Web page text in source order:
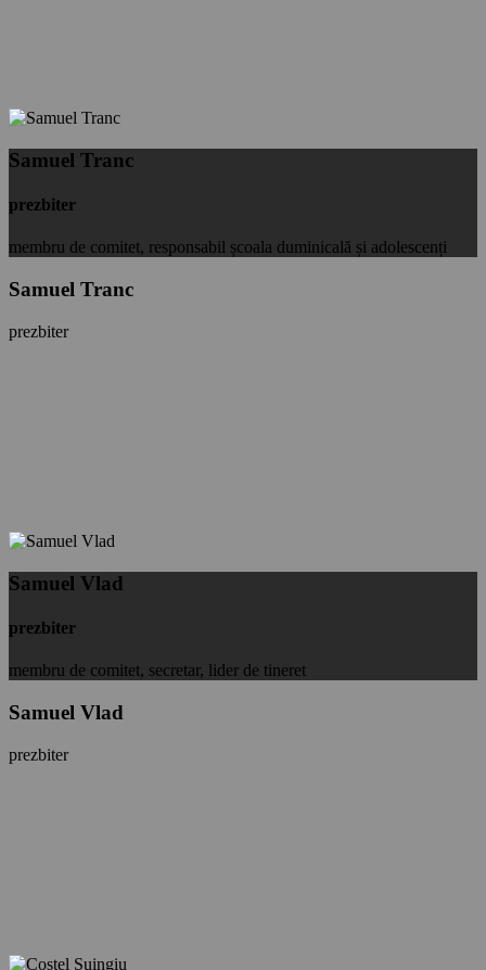
Samuel Tranc
prezbiter
membru de comitet, responsabil școala duminicală și adolescenți
Samuel Tranc
prezbiter
Samuel Vlad
prezbiter
membru de comitet, secretar, lider de tineret
Samuel Vlad
prezbiter